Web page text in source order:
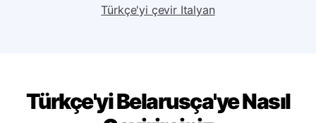
Türkçe'yi çevir Ingilizce